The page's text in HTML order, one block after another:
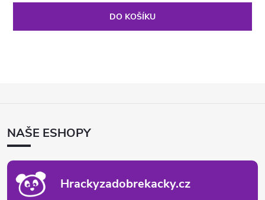
DO KOŠÍKU
ANAŠE ESHOPY
Hrackyzadobrekacky.cz